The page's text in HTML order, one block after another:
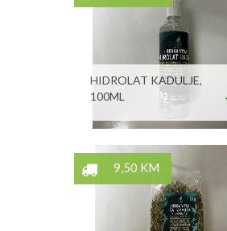
HIDROLAT KADULJE,
100ML
9,50 KM